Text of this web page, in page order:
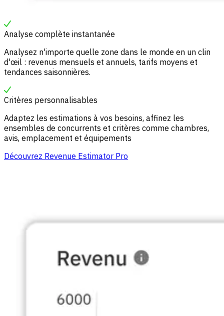
Analyse complète instantanée
Analysez n'importe quelle zone dans le monde en un clin
d'œil : revenus mensuels et annuels, tarifs moyens et
tendances saisonnières.
Critères personnalisables
Adaptez les estimations à vos besoins, affinez les
ensembles de concurrents et critères comme chambres,
avis, emplacement et équipements
Découvrez Revenue Estimator Pro